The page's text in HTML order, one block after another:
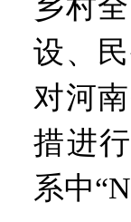
乡村
设、
对河
措进
系中